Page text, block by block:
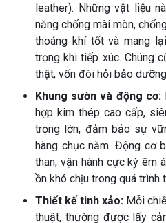
leather). Những vật liệu
năng chống mài mòn,
thoáng khí tốt và mang
trọng khi tiếp xúc. Chúng
thật, vốn đòi hỏi bảo
Khung sườn và động cơ:
hợp kim thép cao cấp,
trọng lớn, đảm bảo sự
hàng chục năm. Động cơ
than, vận hành cực kỳ êm
ồn khó chịu trong quá trình
Thiết kế tinh xảo: Mỗi
thuật, thường được lấy